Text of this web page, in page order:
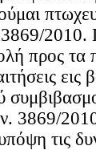
2010.
προς τα
3869/
τις